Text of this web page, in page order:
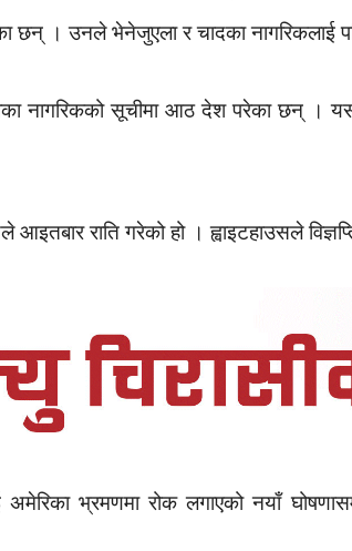
छन् । उनले भेनेजुएला र चादका नागरिकलाई
नागरिकको सूचीमा आठ देश परेका छन् ।
आइतबार राति गरेको हो । ह्वाइटहाउसले
भ्रमणमा रोक लगाएको नयाँ